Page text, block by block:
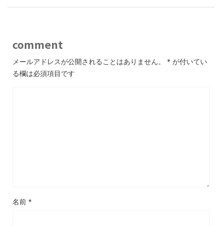
comment
メールアドレスが公開されることはありません。 * が付いてい
る欄は必須項目です
名前 *